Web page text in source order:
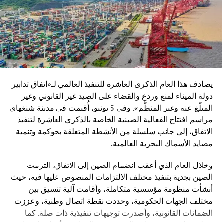
ولم يغفل الباحث الجانب السياسي والدبلوماسي للمبادرة، حيث
أكد أنها تقوم على مبدأ “الربح المشترك” وليس الهيمنة، موضحاً
أن فلسفة الحزام والطريق تعتمد على بناء شراكات طويلة الأمد
تقوم على التنمية المشتركة واحترام خصوصية الدول.
وأضاف أن الصين من خلال هذه المبادرة تسعى إلى تقديم نموذج
جديد في العلاقات الدولية يقوم على التكامل الاقتصادي بدل
الصراع الجيوسياسي.
ورغم النجاحات المسجلة، توقف المحاضر عند مجموعة من
التحديات التي تواجه المبادرة، من أبرزها:
اختلاف القدرات الاقتصادية بين الدول المشاركة
مخاطر التمويل والديون في بعض المشاريع
تفاوت مستويات الحوكمة والتنفيذ
التأثيرات الجيوسياسية العالمية المتغيرة
يصادف هذا العام الذكرى العاشرة للتنفيذ العالمي لـ«اتفاق تدابير
دولة الميناء لمنع وردع والقضاء على الصيد غير القانوني وغير
المبلّغ عنه وغير المنظَّم». وفي 5 يونيو، أُقيمت في مدينة شنغهاي
مراسم افتتاح الفعالية الصينية الخاصة بالذكرى العاشرة لتنفيذ
الاتفاق، إلى جانب سلسلة من الأنشطة المتعلقة بحوكمة وتنمية
مصايد الأسماك البحرية العالمية.
وخلال العام الذي أعقب انضمام الصين إلى الاتفاق، التزمت
الصين بجدية بتنفيذ مختلف الالتزامات المنصوص عليها فيه، حيث
أنشأت منظومة مؤسسية متكاملة، وأقامت آلية تنسيق بين
مختلف الجهات الحكومية، وحددت نقطة اتصال وطنية، وعززت
الضمانات القانونية، وأصدرت توجيهات تنفيذية ذات صلة. كما